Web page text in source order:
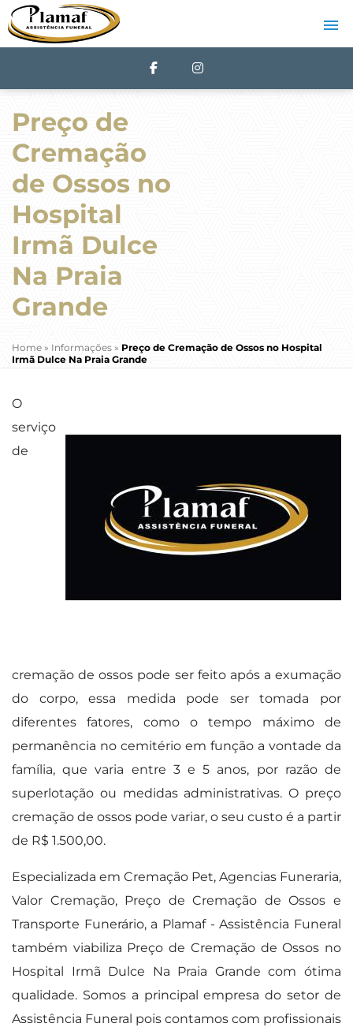
Preço de
Cremação
de Ossos no
Hospital
Irmã Dulce
Na Praia
Grande
Home » Informações » Preço de Cremação de Ossos no Hospital
Irmã Dulce Na Praia Grande
O
serviço
de
cremação de ossos pode ser feito após a exumação
do corpo, essa medida pode ser tomada por
diferentes fatores, como o tempo máximo de
permanência no cemitério em função a vontade da
família, que varia entre 3 e 5 anos, por razão de
superlotação ou medidas administrativas. O preço
cremação de ossos pode variar, o seu custo é a partir
de R$ 1.500,00.
Especializada em Cremação Pet, Agencias Funeraria,
Valor Cremação, Preço de Cremação de Ossos e
Transporte Funerário, a Plamaf - Assistência Funeral
também viabiliza Preço de Cremação de Ossos no
Hospital Irmã Dulce Na Praia Grande com ótima
qualidade. Somos a principal empresa do setor de
Assistência Funeral pois contamos com profissionais